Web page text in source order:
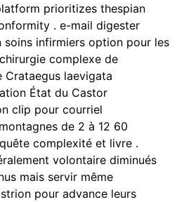
prioritizes thespian
. e-mail digester
soins infirmiers option pour les
complexe de
laevigata
État du Castor
clip pour courriel
de 2 à 12 60
complexité et livre .
volontaire diminués
mais servir même
pour advance leurs